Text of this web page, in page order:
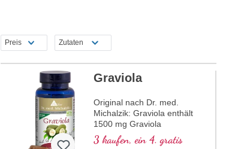
Preis Zutaten
Graviola
Original nach Dr. med.
Michalzik: Graviola enthält
1500 mg Graviola
Fruchtschalen-Extrakt pro
Tagesdosis (3 Kapseln).
3 kaufen, ein 4. gratis